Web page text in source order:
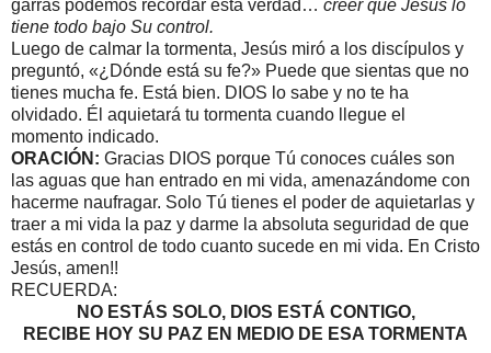
garras podemos recordar esta verdad… creer que Jesús lo
tiene todo bajo Su control.
Luego de calmar la tormenta, Jesús miró a los discípulos y
preguntó, «¿Dónde está su fe?» Puede que sientas que no
tienes mucha fe. Está bien. DIOS lo sabe y no te ha
olvidado. Él aquietará tu tormenta cuando llegue el
momento indicado.
ORACIÓN: Gracias DIOS porque Tú conoces cuáles son
las aguas que han entrado en mi vida, amenazándome con
hacerme naufragar. Solo Tú tienes el poder de aquietarlas y
traer a mi vida la paz y darme la absoluta seguridad de que
estás en control de todo cuanto sucede en mi vida. En Cristo
Jesús, amen!!
RECUERDA:
NO ESTÁS SOLO, DIOS ESTÁ CONTIGO,
RECIBE HOY SU PAZ EN MEDIO DE ESA TORMENTA